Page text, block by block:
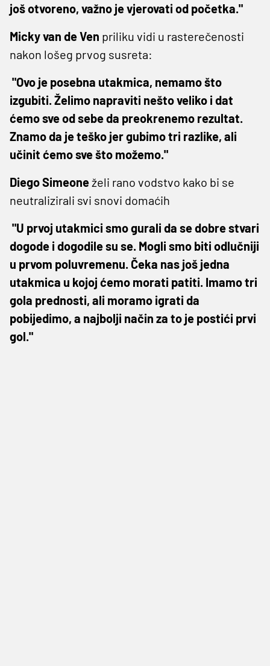
još otvoreno, važno je vjerovati od početka."
Micky van de Ven priliku vidi u rasterečenosti
nakon lošeg prvog susreta:
"Ovo je posebna utakmica, nemamo što
izgubiti. Želimo napraviti nešto veliko i dat
ćemo sve od sebe da preokrenemo rezultat.
Znamo da je teško jer gubimo tri razlike, ali
učinit ćemo sve što možemo."
Diego Simeoneželi rano vodstvo kako bi se
neutralizirali svi snovi domaćih
"U prvoj utakmici smo gurali da se dobre stvari
dogode i dogodile su se. Mogli smo biti odlučniji
u prvom poluvremenu. Čeka nas još jedna
utakmica u kojoj ćemo morati patiti. Imamo tri
gola prednosti, ali moramo igrati da
pobijedimo, a najbolji način za to je postići prvi
gol."